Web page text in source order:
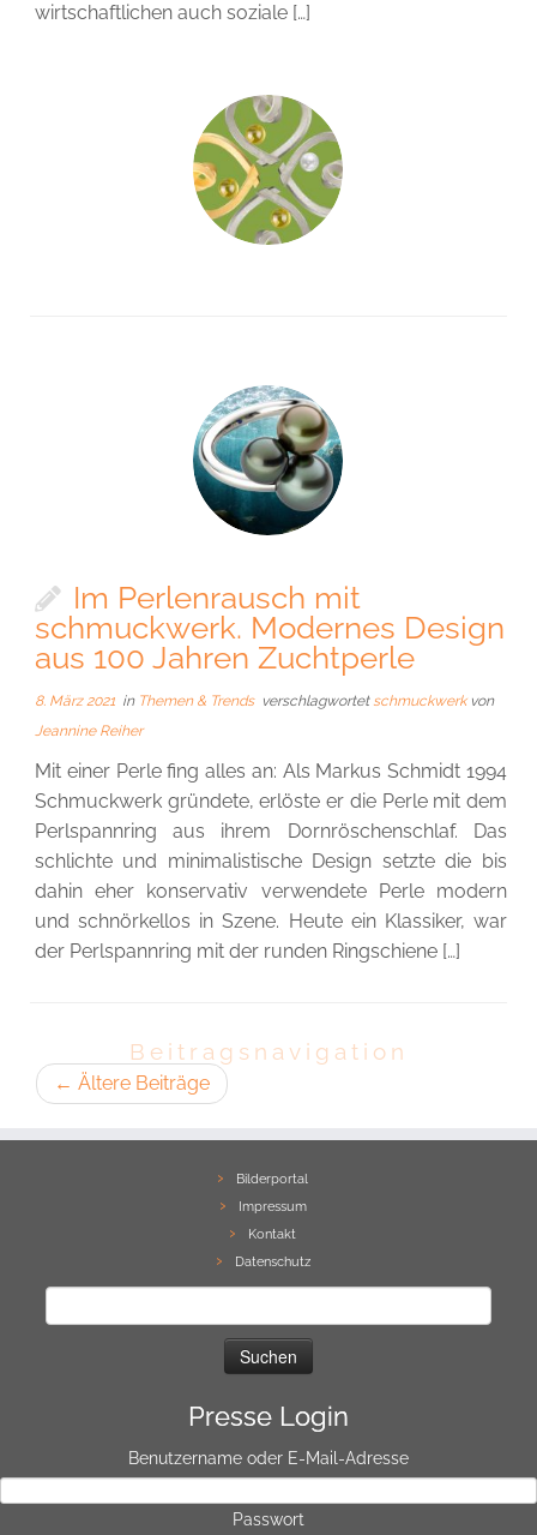
wirtschaftlichen auch soziale […]
Im Perlenrausch mit
schmuckwerk. Modernes Design
aus 100 Jahren Zuchtperle
8. März 2021in Themen & Trends verschlagwortet schmuckwerk von
Jeannine Reiher
Mit einer Perle fing alles an: Als Markus Schmidt 1994
Schmuckwerk gründete, erlöste er die Perle mit dem
Perlspannring aus ihrem Dornröschenschlaf. Das
schlichte und minimalistische Design setzte die bis
dahin eher konservativ verwendete Perle modern
und schnörkellos in Szene. Heute ein Klassiker, war
der Perlspannring mit der runden Ringschiene […]
Beitragsnavigation
← Ältere Beiträge
Bilderportal
Impressum
Kontakt
Datenschutz
Presse Login
Benutzername oder E-Mail-Adresse
Passwort